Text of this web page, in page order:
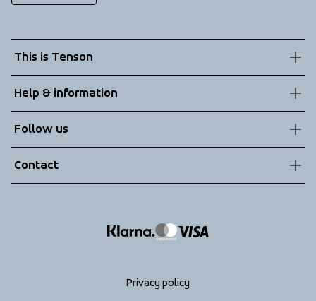
This is Tenson
Sustainability
Technologies
Help & information
Terms & Conditions
Returns
Follow us
Contact
Privacy policy